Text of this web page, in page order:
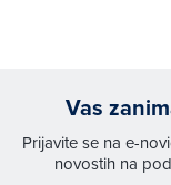
Vas
Prijavite se na e-
novostih na